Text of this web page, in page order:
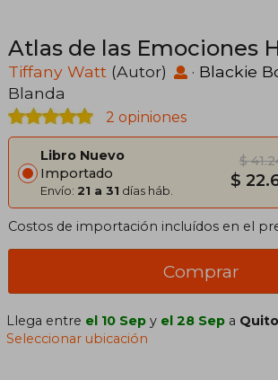
Atlas de las Emociones
Tiffany Watt (Autor) · Blackie
Blanda
2 opiniones
Libro Nuevo
Importado
Envío: 21 a 31 días háb.
$
$
Costos de importación incluídos en el
Comprar
Llega entre el 10 Sep y el 28 Sep a
Seleccionar ubicación